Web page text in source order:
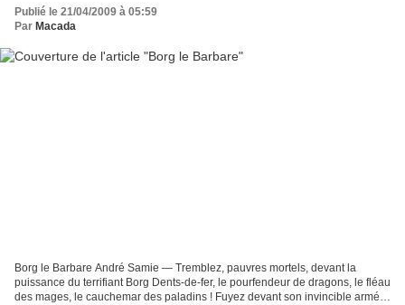
Publié le 21/04/2009 à 05:59
Par Macada
Borg le Barbare André Samie — Tremblez, pauvres mortels, devant la
puissance du terrifiant Borg Dents-de-fer, le pourfendeur de dragons, le fléau
des mages, le cauchemar des paladins ! Fuyez devant son invincible armée